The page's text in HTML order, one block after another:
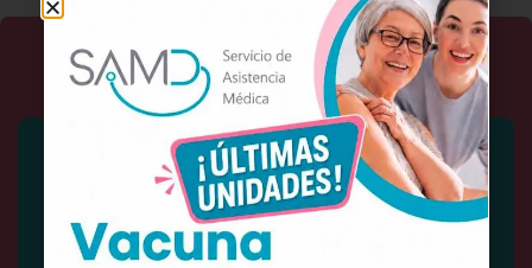
Solicita tu servicio
¿Qué servicio necesitas?
¿Cuál es tu comuna?